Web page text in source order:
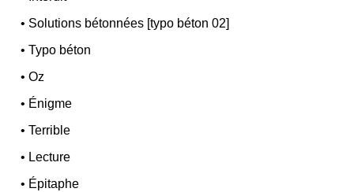
• Solutions bétonnées [typo béton 02]
•Typo béton
•Oz
• Énigme
•Terrible
• Lecture
• Épitaphe